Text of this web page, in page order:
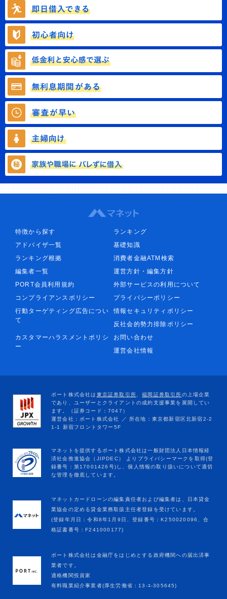
特徴から探す
ランキング
アドバイザ一覧
基礎知識
ランキング根拠
消費者金融ATM検索
編集者一覧
運営方針・編集方針
PORT会員利用規約
外部サービスの利用について
コンプライアンスポリシー
プライバシーポリシー
行動ターゲティング広告につい
て
情報セキュリティポリシー
反社会的勢力排除ポリシー
カスタマーハラスメントポリシ
ー
お問い合わせ
運営会社情報
マネットカードローンの編集責任者および編集者は、日本貸金
業協会の定める貸金業務取扱主任者登録を受けています。
(登録年月日：令和8年1月9日、登録番号：K250020096、合
格証書番号：F241000177)
ポート株式会社は金融庁をはじめとする政府機関への届出済事
業者です。
適格機関投資家
有料職業紹介事業者(厚生労働省：13-ﾕ-305645)